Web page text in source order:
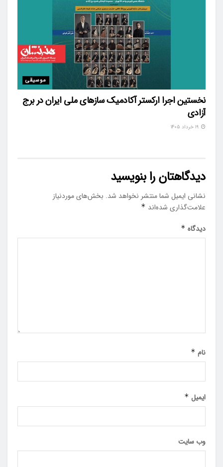
موسیقی
نخستین اجرا ارکستر آکادمیک سازهای ملی ایران در برج
آزادی
دیدگاهتان را بنویسید
نشانی ایمیل شما منتشر نخواهد شد. بخش‌های موردنیاز
علامت‌گذاری شده‌اند *
دیدگاه *
نام *
ایمیل *
وب‌ سایت